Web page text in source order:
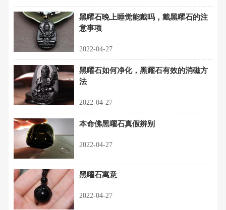
黑曜石晚上睡觉能戴吗，戴黑曜石的注
意事项
2022-04-27
黑曜石如何净化，黑耀石有效的消磁方
法
2022-04-27
本命佛黑曜石真假辨别
2022-04-27
黑曜石寓意
2022-04-27